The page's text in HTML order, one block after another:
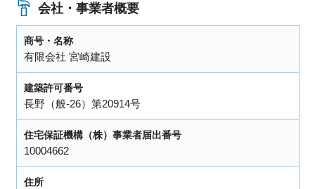
会社・事業者概要
商号・名称
有限会社 宮崎建設
建築許可番号
長野（般-26）第20914号
住宅保証機構（株）事業者届出番号
10004662
住所